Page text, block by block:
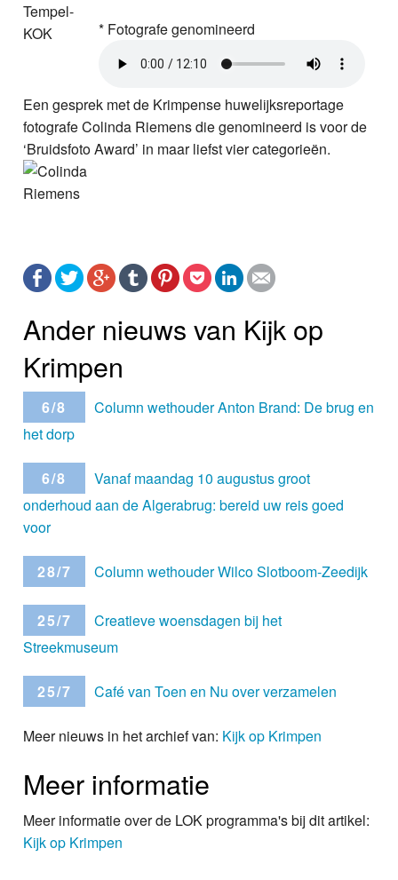
* Fotografe genomineerd
Een gesprek met de Krimpense huwelijksreportage
fotografe Colinda Riemens die genomineerd is voor de
‘Bruidsfoto Award’ in maar liefst vier categorieën.
Ander nieuws van Kijk op
Krimpen
6/8
Column wethouder Anton Brand: De brug en
het dorp
6/8
Vanaf maandag 10 augustus groot
onderhoud aan de Algerabrug: bereid uw reis goed
voor
28/7 Column wethouder Wilco Slotboom-Zeedijk
25/7
Creatieve woensdagen bij het
Streekmuseum
25/7 Café van Toen en Nu over verzamelen
Meer nieuws in het archief van: Kijk op Krimpen
Meer informatie
Meer informatie over de LOK programma's bij dit artikel:
Kijk op Krimpen